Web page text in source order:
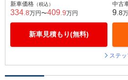
新車価格 （税込）
334 .8万円〜409 .9万円
新車見積もり(無料)
中古
9 .8
ステ